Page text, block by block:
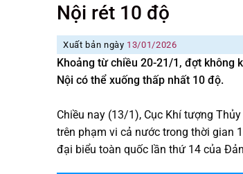
Nội rét 10 độ
Xuất bản ngày 13/01/2026
Khoảng từ chiều 20-21/1, đợt không
Nội có thể xuống thấp nhất 10 độ.
Chiều nay (13/1), Cục Khí tượng
trên phạm vi cả nước trong thời gian
đại biểu toàn quốc lần thứ 14 của